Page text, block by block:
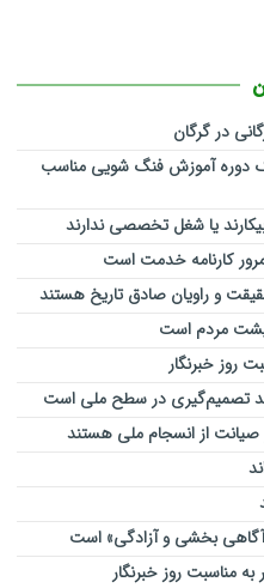
دوره آموزش فنگ شویی مناسب
کارنامه خدمت است
و راویان صادق تاریخ‌ هستند
مردم است
روز خبرنگار
تصمیم‌گیری در سطح ملی است
از انسجام ملی هستند
آگاهی بخشی و آزادگی» است
مناسبت روز خبرنگار